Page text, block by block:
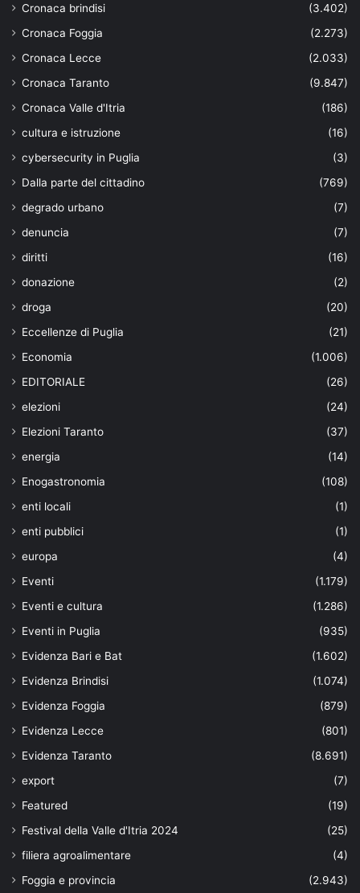
Cronaca brindisi
(3.402)
Cronaca Foggia
(2.273)
Cronaca Lecce
(2.033)
Cronaca Taranto
(9.847)
Cronaca Valle d'Itria
(186)
cultura e istruzione
(16)
cybersecurity in Puglia
(3)
Dalla parte del cittadino
(769)
degrado urbano
(7)
denuncia
(7)
diritti
(16)
donazione
(2)
droga
(20)
Eccellenze di Puglia
(21)
Economia
(1.006)
EDITORIALE
(26)
elezioni
(24)
Elezioni Taranto
(37)
energia
(14)
Enogastronomia
(108)
enti locali
(1)
enti pubblici
(1)
europa
(4)
Eventi
(1.179)
Eventi e cultura
(1.286)
Eventi in Puglia
(935)
Evidenza Bari e Bat
(1.602)
Evidenza Brindisi
(1.074)
Evidenza Foggia
(879)
Evidenza Lecce
(801)
Evidenza Taranto
(8.691)
export
(7)
Featured
(19)
Festival della Valle d'Itria 2024
(25)
filiera agroalimentare
(4)
Foggia e provincia
(2.943)